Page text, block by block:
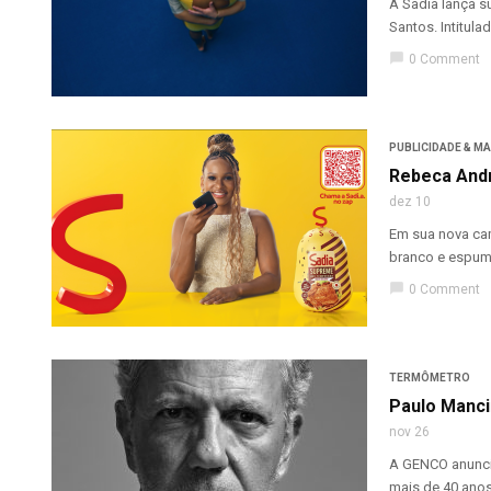
A Sadia lança
Santos.
chat_bubble 0 Comment
PUBLICIDADE &
Rebeca
dez 10
Em sua nova
branco e
chat_bubble 0 Comment
TERMÔMETRO
Paulo
nov 26
A GENCO
mais de 40